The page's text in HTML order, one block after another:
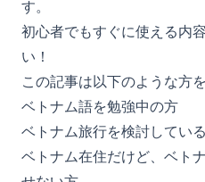
す。
初心者でもすぐに使える内
い！
この記事は以下のような方
ベトナム語を勉強中の方
ベトナム旅行を検討してい
ベトナム在住だけど、ベト